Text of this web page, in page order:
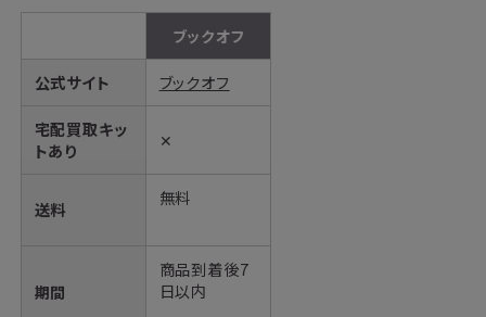
ブックオフ
公式サイト ブックオフ
宅配買取キッ
トあり
✕
送料
無料
期間
商品到着後7
日以内